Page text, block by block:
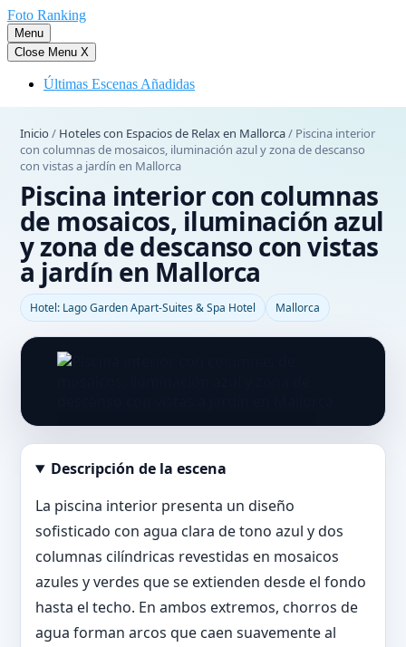
Saltar
al
contenido
Foto Ranking
Menu
Close Menu X
Últimas Escenas Añadidas
Inicio / Hoteles con Espacios de Relax en Mallorca/ Piscina interior
con columnas de mosaicos, iluminación azul y zona de descanso
con vistas a jardín en Mallorca
Piscina interior con columnas
de mosaicos, iluminación azul
y zona de descanso con vistas
a jardín en Mallorca
Hotel: Lago Garden Apart-Suites & Spa Hotel Mallorca
Abrir imagen en tamaño completo
Descripción de la escena
La piscina interior presenta un diseño
sofisticado con agua clara de tono azul y dos
columnas cilíndricas revestidas en mosaicos
azules y verdes que se extienden desde el fondo
hasta el techo. En ambos extremos, chorros de
agua forman arcos que caen suavemente al